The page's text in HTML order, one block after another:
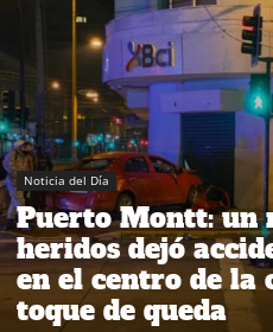
Noticia del Día
Puerto Montt: un
heridos dejó
en el centro de la
toque de queda